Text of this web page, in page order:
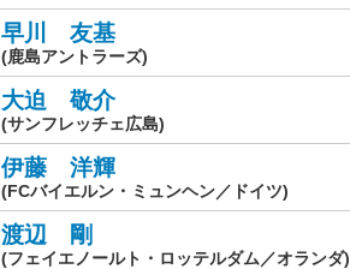
早川 友基
(鹿島アントラーズ)
大迫 敬介
(サンフレッチェ広島)
伊藤 洋輝
(FCバイエルン・ミュンヘン／ドイツ)
渡辺 剛
(フェイエノールト・ロッテルダム／オランダ)